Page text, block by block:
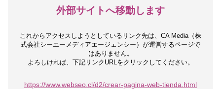
外部サイトへ移動します
これからアクセスしようとしているリンク先は、 CA Media（株
式会社シーエーメディアエージェンシー）が運営するページで
はありません。
よろしければ、下記リンクURLをクリックしてください。
https://www.webseo.cl/d2/crear-pagina-web-tienda.html